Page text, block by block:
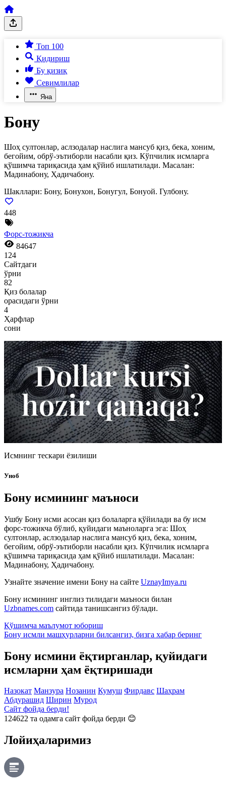
Топ 100
Қидириш
Бу қизиқ
Севимлилар
Яна
Бону
Шоҳ султонлар, аслзодалар наслига мансуб қиз, бека, хоним,
бегойим, обрў-эътиборли насабли қиз. Кўпчилик исмларга
қўшимча тариқасида ҳам қўйиб ишлатилади. Масалан:
Мадинабону, Ҳадичабону.
Шакллари: Бону, Бонухон, Бонугул, Бонуой. Гулбону.
448
Форс-тожикча
84647
124
Сайтдаги
ўрни
82
Қиз болалар
орасидаги ўрни
4
Ҳарфлар
сони
Исмнинг тескари ёзилиши
Уноб
Бону исмининг маъноси
Ушбу Бону исми асосан қиз болаларга қўйилади ва бу исм
форс-тожикча бўлиб, қуйидаги маъноларга эга: Шоҳ
султонлар, аслзодалар наслига мансуб қиз, бека, хоним,
бегойим, обрў-эътиборли насабли қиз. Кўпчилик исмларга
қўшимча тариқасида ҳам қўйиб ишлатилади. Масалан:
Мадинабону, Ҳадичабону.
Узнайте значение имени Бону на сайте UznayImya.ru
Бону исмининг инглиз тилидаги маъноси билан
Uzbnames.com сайтида танишсангиз бўлади.
Қўшимча маълумот юбориш
Бону исмли машҳурларни билсангиз, бизга хабар беринг
Бону исмини ёқтирганлар, қуйидаги
исмларни ҳам ёқтиришади
Назокат Манзура Нозанин Кумуш Фирдавс Шаҳрам
Абдурашид Ширин Мурод
Сайт фойда берди!
124622 та одамга сайт фойда берди 😊
Лойиҳаларимиз